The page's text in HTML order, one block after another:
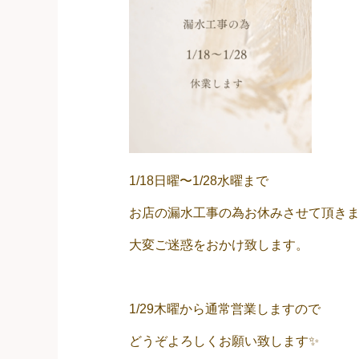
1/18日曜〜1/28水曜まで
お店の漏水工事の為お休みさせて頂き
大変ご迷惑をおかけ致します。
1/29木曜から通常営業しますので
どうぞよろしくお願い致します✨